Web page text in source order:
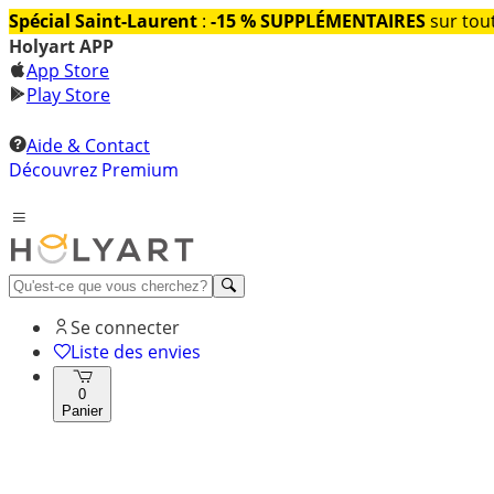
Spécial Saint-Laurent : -15 % SUPPLÉMENTAIRESsur
Holyart APP
App Store
Play Store
Aide & Contact
Découvrez Premium
Se connecter
Liste des envies
0
Panier